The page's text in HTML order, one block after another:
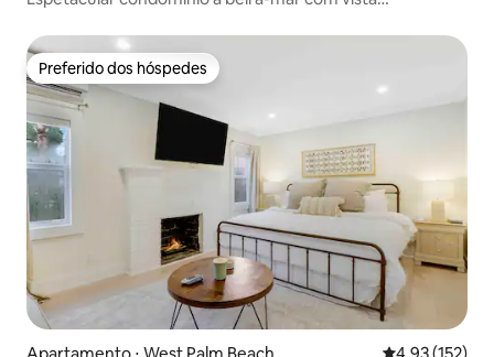
Preferido dos hóspedes
Preferido dos hóspedes